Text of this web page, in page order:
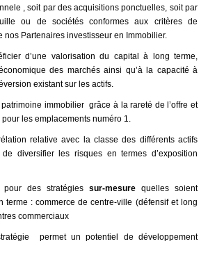
, soit par des acquisitions ponctuelles, soit par
ou de sociétés conformes aux critères de
nos Partenaires investisseur en Immobilier.
d’une valorisation du capital à long terme,
des marchés ainsi qu’à la capacité à
existant sur les actifs.
immobilier grâce à la rareté de l’offre et
les emplacements numéro 1.
relative avec la classe des différents actifs
diversifier les risques en termes d’exposition
pour des stratégies sur-mesure quelles soient
terme : commerce de centre-ville (défensif et long
commerciaux
permet un potentiel de développement